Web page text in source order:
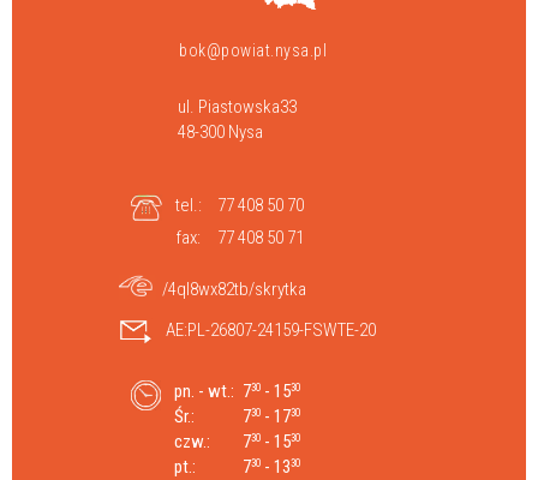
bok@powiat.nysa.pl
ul. Piastowska33
48-300 Nysa
tel.:
77 408 50 70
fax:
77 408 50 71
/4ql8wx82tb/skrytka
AE:PL-26807-24159-FSWTE-20
pn. - wt.: 730 - 1530
Śr.: 730 - 1730
czw.: 730 - 1530
pt.: 730 - 1330